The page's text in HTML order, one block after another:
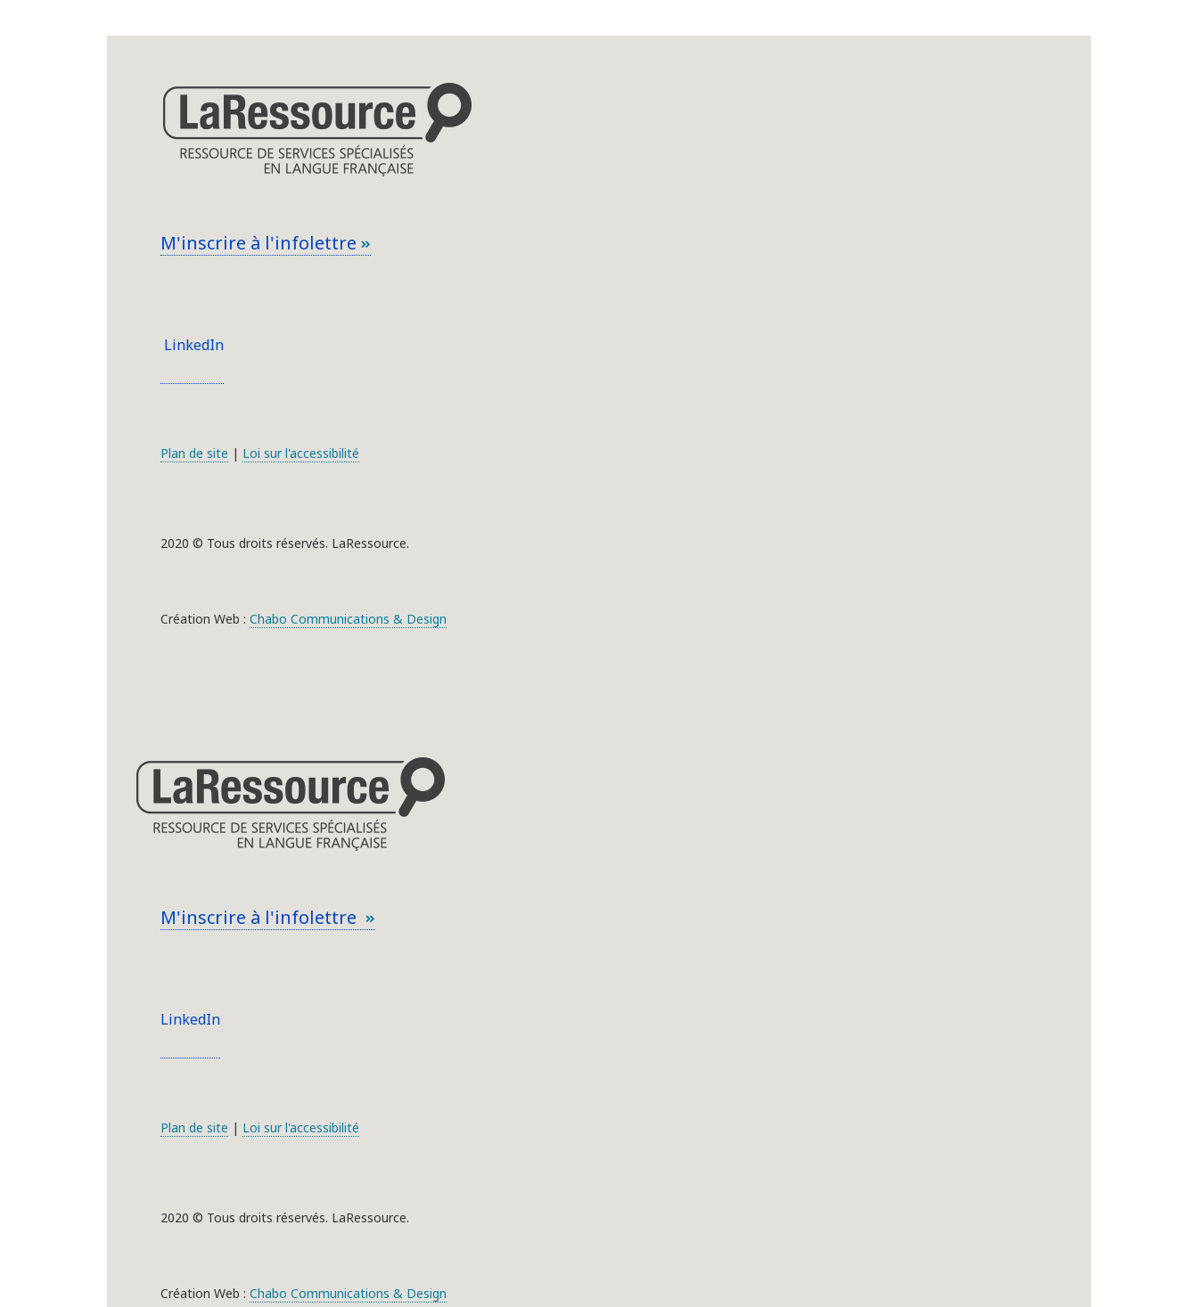
M'inscrire à l'infolettre
LinkedIn
Plan de site | Loi sur l'accessibilité
2020 © Tous droits réservés. LaRessource.
Création Web : Chabo Communications & Design
M'inscrire à l'infolettre
LinkedIn
Plan de site | Loi sur l'accessibilité
2020 © Tous droits réservés. LaRessource.
Création Web : Chabo Communications & Design